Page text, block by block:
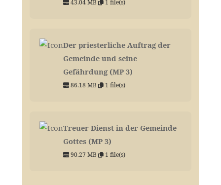
43.04 MB 1 file(s)
Der priesterliche Auftrag der
Gemeinde und seine
Gefährdung (MP 3)
86.18 MB 1 file(s)
Treuer Dienst in der Gemeinde
Gottes (MP 3)
90.27 MB 1 file(s)